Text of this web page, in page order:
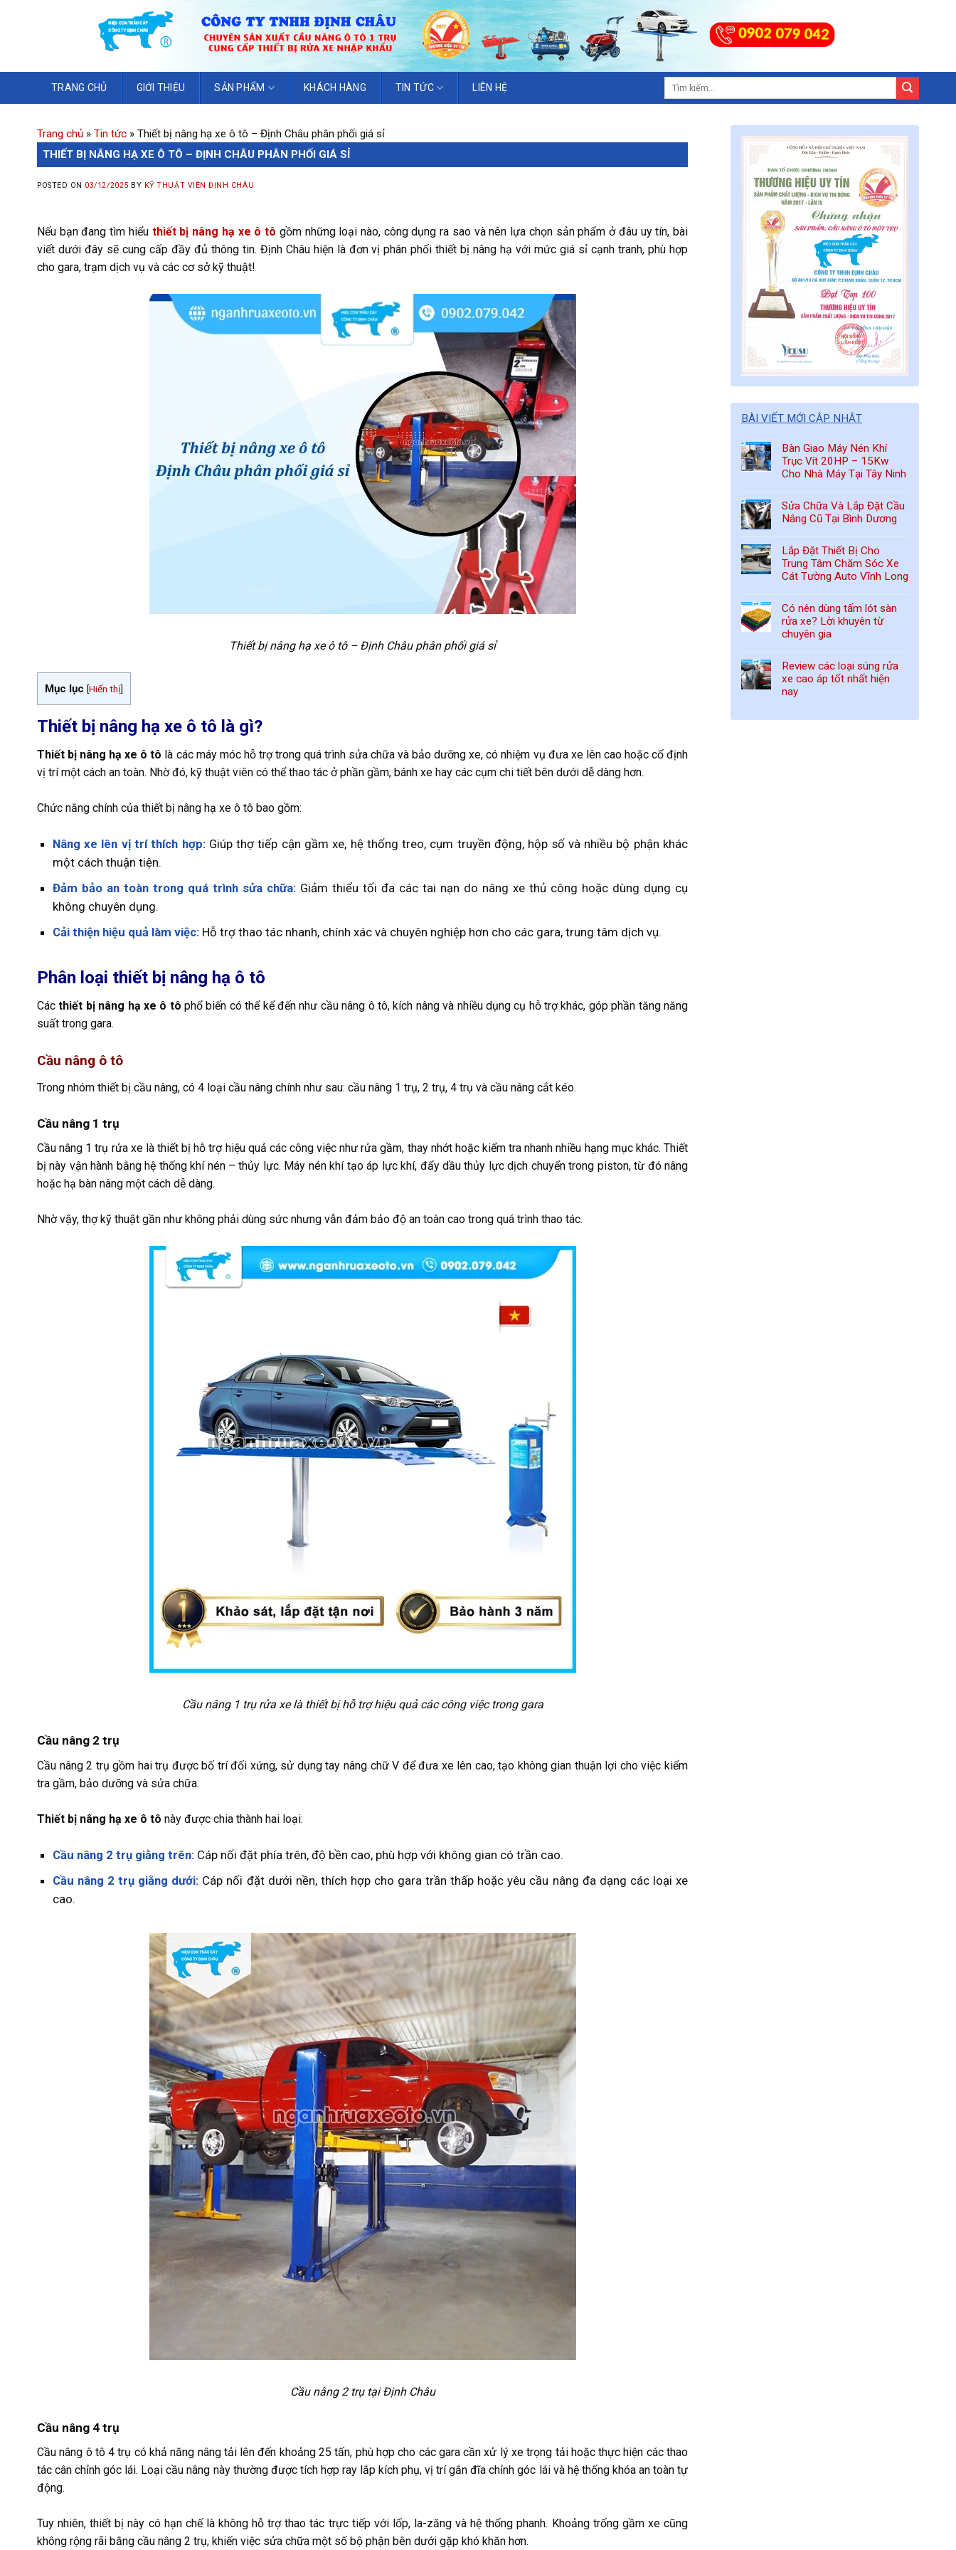
TRANG CHỦ GIỚI THIỆU SẢN PHẨM KHÁCH HÀNG TIN TỨC LIÊN HỆ
Trang chủ » Tin tức » Thiết bị nâng hạ xe ô tô – Định Châu phân phối giá sỉ
THIẾT BỊ NÂNG HẠ XE Ô TÔ – ĐỊNH CHÂU PHÂN PHỐI GIÁ SỈ
POSTED ON 03/12/2025 BY KỸ THUẬT VIÊN ĐỊNH CHÂU
Nếu bạn đang tìm hiểu thiết bị nâng hạ xe ô tô gồm những loại nào, công dụng ra sao và nên lựa chọn sản phẩm ở đâu uy tín, bài
viết dưới đây sẽ cung cấp đầy đủ thông tin. Định Châu hiện là đơn vị phân phối thiết bị nâng hạ với mức giá sỉ cạnh tranh, phù hợp
cho gara, trạm dịch vụ và các cơ sở kỹ thuật!
Thiết bị nâng hạ xe ô tô – Định Châu phân phối giá sỉ
Mục lục [Hiển thị]
Thiết bị nâng hạ xe ô tô là gì?
Thiết bị nâng hạ xe ô tô là các máy móc hỗ trợ trong quá trình sửa chữa và bảo dưỡng xe, có nhiệm vụ đưa xe lên cao hoặc cố định
vị trí một cách an toàn. Nhờ đó, kỹ thuật viên có thể thao tác ở phần gầm, bánh xe hay các cụm chi tiết bên dưới dễ dàng hơn.
Chức năng chính của thiết bị nâng hạ xe ô tô bao gồm:
Nâng xe lên vị trí thích hợp:Giúp thợ tiếp cận gầm xe, hệ thống treo, cụm truyền động, hộp số và nhiều bộ phận khác
một cách thuận tiện.
Đảm bảo an toàn trong quá trình sửa chữa:Giảm thiểu tối đa các tai nạn do nâng xe thủ công hoặc dùng dụng cụ
không chuyên dụng.
Cải thiện hiệu quả làm việc:Hỗ trợ thao tác nhanh, chính xác và chuyên nghiệp hơn cho các gara, trung tâm dịch vụ.
Phân loại thiết bị nâng hạ ô tô
Cácthiết bị nâng hạ xe ô tô phổ biến có thể kể đến như cầu nâng ô tô, kích nâng và nhiều dụng cụ hỗ trợ khác, góp phần tăng năng
suất trong gara.
Cầu nâng ô tô
Trong nhóm thiết bị cầu nâng, có 4 loại cầu nâng chính như sau: cầu nâng 1 trụ, 2 trụ, 4 trụ và cầu nâng cắt kéo.
Cầu nâng 1 trụ
Cầu nâng 1 trụ rửa xe là thiết bị hỗ trợ hiệu quả các công việc như rửa gầm, thay nhớt hoặc kiểm tra nhanh nhiều hạng mục khác. Thiết
bị này vận hành bằng hệ thống khí nén – thủy lực. Máy nén khí tạo áp lực khí, đẩy dầu thủy lực dịch chuyển trong piston, từ đó nâng
hoặc hạ bàn nâng một cách dễ dàng.
Nhờ vậy, thợ kỹ thuật gần như không phải dùng sức nhưng vẫn đảm bảo độ an toàn cao trong quá trình thao tác.
Cầu nâng 1 trụ rửa xe là thiết bị hỗ trợ hiệu quả các công việc trong gara
Cầu nâng 2 trụ
Cầu nâng 2 trụ gồm hai trụ được bố trí đối xứng, sử dụng tay nâng chữ V để đưa xe lên cao, tạo không gian thuận lợi cho việc kiểm
tra gầm, bảo dưỡng và sửa chữa.
Thiết bị nâng hạ xe ô tô này được chia thành hai loại:
Cầu nâng 2 trụ giằng trên:Cáp nối đặt phía trên, độ bền cao, phù hợp với không gian có trần cao.
Cầu nâng 2 trụ giằng dưới: Cáp nối đặt dưới nền, thích hợp cho gara trần thấp hoặc yêu cầu nâng đa dạng các loại xe
cao.
Cầu nâng 2 trụ tại Định Châu
Cầu nâng 4 trụ
Cầu nâng ô tô 4 trụ có khả năng nâng tải lên đến khoảng 25 tấn, phù hợp cho các gara cần xử lý xe trọng tải hoặc thực hiện các thao
tác cân chỉnh góc lái. Loại cầu nâng này thường được tích hợp ray lắp kích phụ, vị trí gắn đĩa chỉnh góc lái và hệ thống khóa an toàn tự
động.
Tuy nhiên, thiết bị này có hạn chế là không hỗ trợ thao tác trực tiếp với lốp, la-zăng và hệ thống phanh. Khoảng trống gầm xe cũng
không rộng rãi bằng cầu nâng 2 trụ, khiến việc sửa chữa một số bộ phận bên dưới gặp khó khăn hơn.
BÀI VIẾT MỚI CẬP NHẬT
Bàn Giao Máy Nén Khí
Trục Vít 20HP – 15Kw
Cho Nhà Máy Tại Tây Ninh
Sửa Chữa Và Lắp Đặt Cầu
Nâng Cũ Tại Bình Dương
Lắp Đặt Thiết Bị Cho
Trung Tâm Chăm Sóc Xe
Cát Tường Auto Vĩnh Long
Có nên dùng tấm lót sàn
rửa xe? Lời khuyên từ
chuyên gia
Review các loại súng rửa
xe cao áp tốt nhất hiện
nay